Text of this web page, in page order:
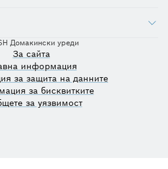
Домакински уреди
За сайта
информация
за защита на данните
за бисквитките
за уязвимост